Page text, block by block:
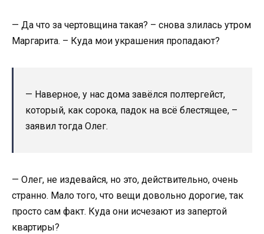
— Да что за чертовщина такая? – снова злилась утром
Маргарита. – Куда мои украшения пропадают?
— Наверное, у нас дома завёлся полтергейст,
который, как сорока, падок на всё блестящее, –
заявил тогда Олег.
— Олег, не издевайся, но это, действительно, очень
странно. Мало того, что вещи довольно дорогие, так
просто сам факт. Куда они исчезают из запертой
квартиры?